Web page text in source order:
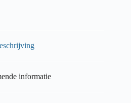
informatie